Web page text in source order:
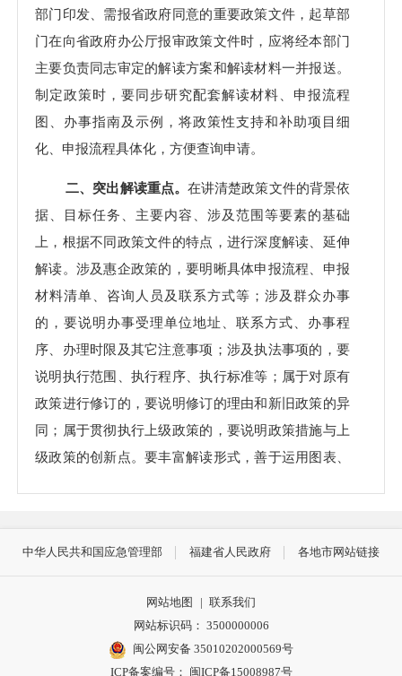
部门印发、需报省政府同意的重要政策文件，起草部
门在向省政府办公厅报审政策文件时，应将经本部门
主要负责同志审定的解读方案和解读材料一并报送。
制定政策时，要同步研究配套解读材料、申报流程
图、办事指南及示例，将政策性支持和补助项目细
化、申报流程具体化，方便查询申请。
二、突出解读重点。在讲清楚政策文件的背景依
据、目标任务、主要内容、涉及范围等要素的基础
上，根据不同政策文件的特点，进行深度解读、延伸
解读。涉及惠企政策的，要明晰具体申报流程、申报
材料清单、咨询人员及联系方式等；涉及群众办事
的，要说明办事受理单位地址、联系方式、办事程
序、办理时限及其它注意事项；涉及执法事项的，要
说明执行范围、执行程序、执行标准等；属于对原有
政策进行修订的，要说明修订的理由和新旧政策的异
同；属于贯彻执行上级政策的，要说明政策措施与上
级政策的创新点。要丰富解读形式，善于运用图表、
用“闽政通”“政企直通车”等平台集中发布、精准推
三、提高解读质量。政策解读的出发点是让企业
和群众广知晓、会运用、多受益，更好地服务于统筹
中华人民共和国应急管理部 福建省人民政府 各地市网站链接
网站地图 | 联系我们
网站标识码： 3500000006
闽公网安备 35010202000569号
ICP备案编号： 闽ICP备15008987号